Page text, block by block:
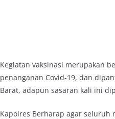
Kegiatan vaksinasi merupakan
penanganan Covid-19, dan
Barat, adapun sasaran kali ini
Kapolres Berharap agar